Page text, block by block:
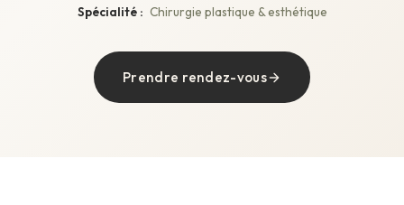
Spécialité : Chirurgie plastique & esthétique
Prendre rendez-vous